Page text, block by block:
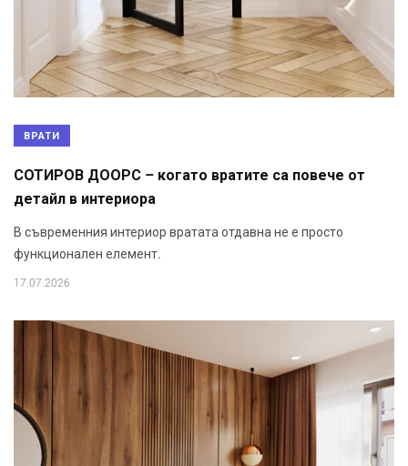
ВРАТИ
СОТИРОВ ДООРС – когато вратите са повече от
детайл в интериора
В съвременния интериор вратата отдавна не е просто
функционален елемент.
17.07.2026